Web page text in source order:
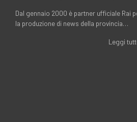
Dal gennaio 2000 è partner ufficiale Rai
la produzione di news della provincia…
Leggi